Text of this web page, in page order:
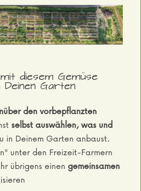
diesem Gemüse
Garten
den vorbepflanzten
selbst auswählen, was und
in Deinem Garten anbaust.
unter den Freizeit-Farmern
übrigens einen gemeinsamen